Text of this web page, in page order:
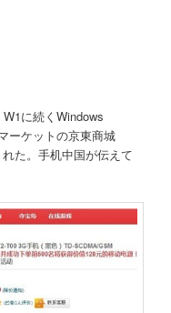
に続くWindows
ーケットの京東商城
た。手机中国が伝えて